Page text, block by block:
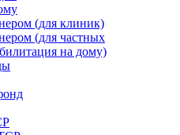
(для клиник)
(для частных
на дому)